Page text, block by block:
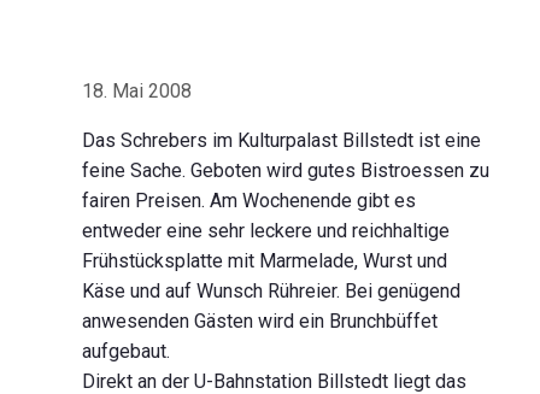
18. Mai 2008
Das Schrebers im Kulturpalast Billstedt ist eine
feine Sache. Geboten wird gutes Bistroessen zu
fairen Preisen. Am Wochenende gibt es
entweder eine sehr leckere und reichhaltige
Frühstücksplatte mit Marmelade, Wurst und
Käse und auf Wunsch Rühreier. Bei genügend
anwesenden Gästen wird ein Brunchbüffet
aufgebaut.
Direkt an der U-Bahnstation Billstedt liegt das